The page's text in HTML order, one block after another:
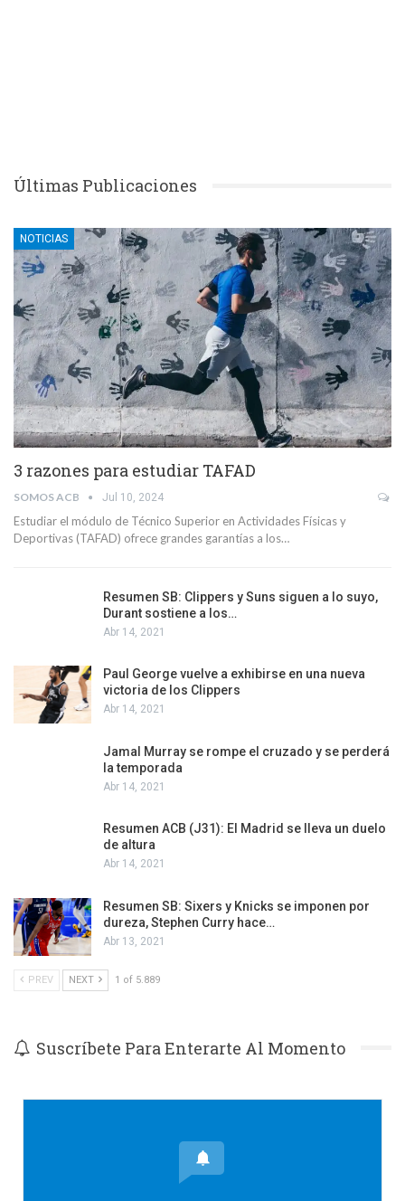
Últimas Publicaciones
NOTICIAS
3 razones para estudiar TAFAD
SOMOS ACB Jul 10, 2024
Estudiar el módulo de Técnico Superior en Actividades Físicas y
Deportivas (TAFAD) ofrece grandes garantías a los…
Resumen SB: Clippers y Suns siguen a lo suyo,
Durant sostiene a los…
Abr 14, 2021
Paul George vuelve a exhibirse en una nueva
victoria de los Clippers
Abr 14, 2021
Jamal Murray se rompe el cruzado y se perderá
la temporada
Abr 14, 2021
Resumen ACB (J31): El Madrid se lleva un duelo
de altura
Abr 14, 2021
Resumen SB: Sixers y Knicks se imponen por
dureza, Stephen Curry hace…
Abr 13, 2021
PREV NEXT 1 of 5.889
Suscríbete Para Enterarte Al Momento